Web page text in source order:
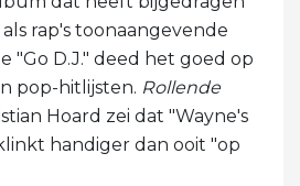
rap's toonaangevende
"Go D.J." deed het goed op
pop-hitlijsten. Rollende
Hoard zei dat "Wayne's
handiger dan ooit "op